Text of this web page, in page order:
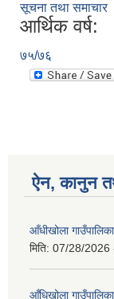
सूचना तथा समाचार
आर्थिक वर्ष:
७५/७६
ऐन, कानुन
आँधीखोला
मिति: 07/28/2026
आँधिखोला